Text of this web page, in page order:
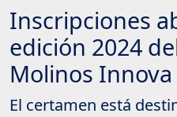
Inscripciones
edición 2024
Molinos Innova
El certamen está